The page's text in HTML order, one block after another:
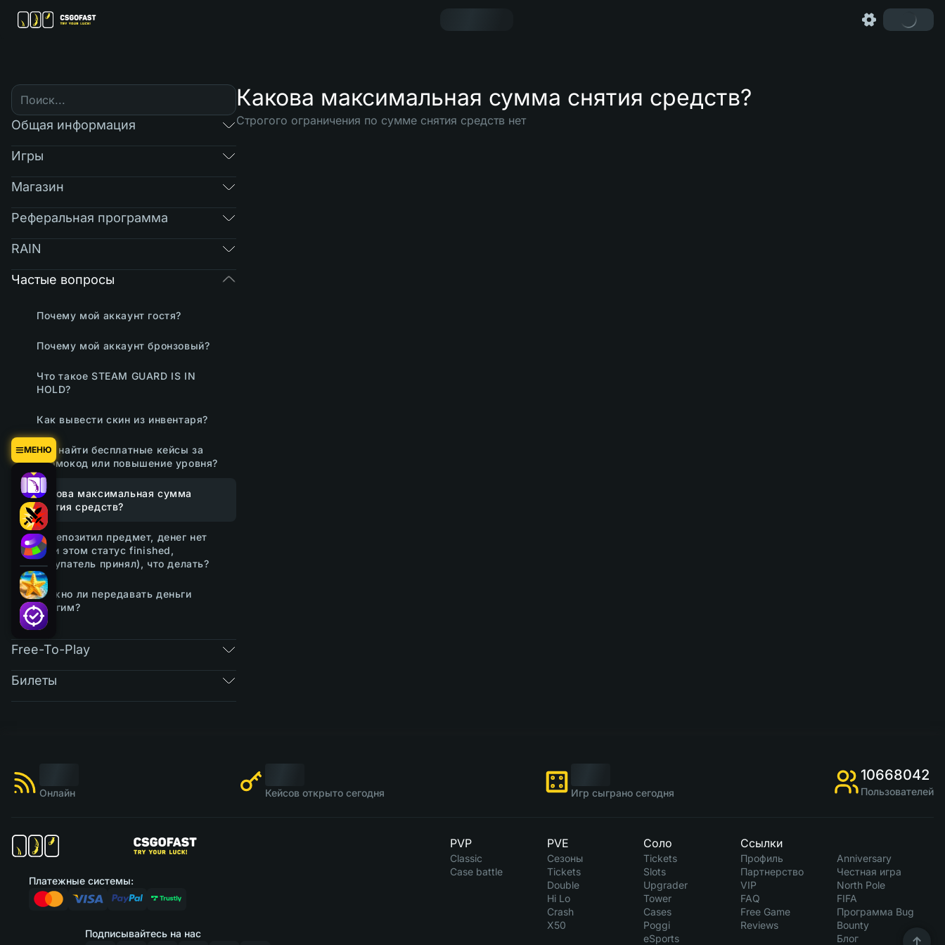
МЕНЮ
Общая информация
Игры
Магазин
Реферальная программа
RAIN
Частые вопросы
Почему мой аккаунт гостя?
Почему мой аккаунт бронзовый?
Что такое STEAM GUARD IS IN
HOLD?
Как вывести скин из инвентаря?
Где найти бесплатные кейсы за
промокод или повышение уровня?
Какова максимальная сумма
снятия средств?
Задепозитил предмет, денег нет
(при этом статус finished,
покупатель принял), что делать?
Можно ли передавать деньги
другим?
Free-To-Play
Билеты
Какова максимальная сумма снятия средств?
Строгого ограничения по сумме снятия средств нет
Онлайн Кейсов открыто сегодня Игр сыграно сегодня
10668042
Пользователей
Подписывайтесь на нас
Платежные системы:
PVP
Classic
Case battle
PVE
Сезоны
Tickets
Double
Hi Lo
Crash
X50
Соло
Tickets
Slots
Upgrader
Tower
Cases
Poggi
eSports
Ссылки
Профиль
Партнерство
VIP
FAQ
Free Game
Reviews
Anniversary
Честная игра
North Pole
FIFA
Программа Bug
Bounty
Блог